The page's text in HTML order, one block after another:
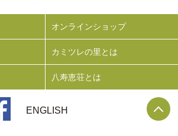
オンラインショップ
カミツレの里とは
八寿恵荘とは
ENGLISH